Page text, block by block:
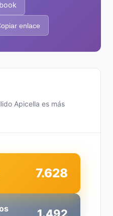
enlace
Apicella es más
7.628